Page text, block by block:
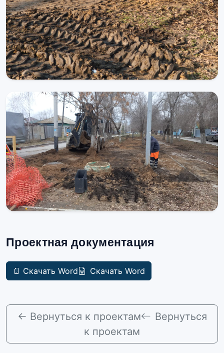
Проектная документация
📄 Скачать Word Скачать Word
← Вернуться к проектам
Вернуться
к проектам